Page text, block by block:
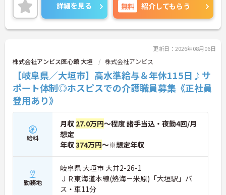
詳細を見る 無料 紹介してもらう
更新日：2026年08月06日
株式会社アンビス医心館 大垣 株式会社アンビス
【岐阜県／大垣市】高水準給与＆年休115日♪サ
ポート体制◎ホスピスでの介護職員募集《正社員
登用あり》
給料
月収 27.0万円～程度 諸手当込・夜勤4回/月
想定
年収374万円～※想定年収
勤務地
岐阜県 大垣市 大井2-26-1
ＪＲ東海道本線(熱海－米原)「大垣駅」バ
ス・車11分